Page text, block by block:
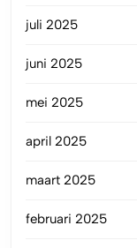
juli 2025
juni 2025
mei 2025
april 2025
maart 2025
februari 2025